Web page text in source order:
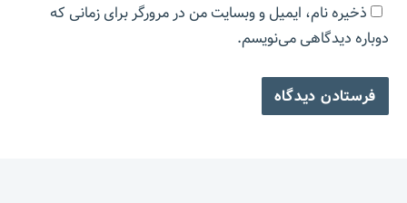
ذخیره نام، ایمیل و وبسایت من در مرورگر برای زمانی که
دوباره دیدگاهی می‌نویسم.